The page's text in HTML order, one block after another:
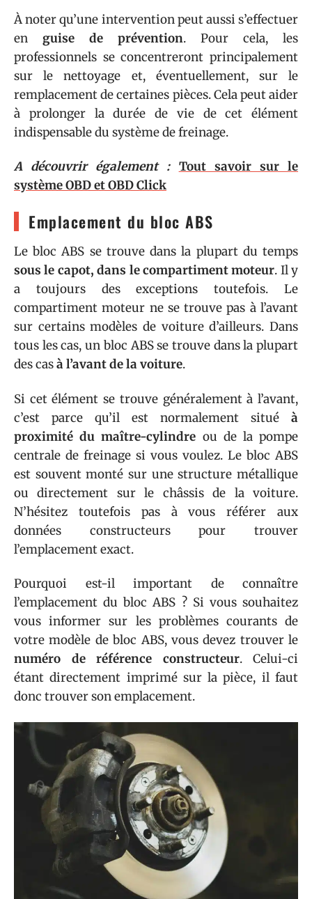
À noter qu’une intervention peut aussi s’effectuer
en guise de prévention. Pour cela, les
professionnels se concentreront principalement
sur le nettoyage et, éventuellement, sur le
remplacement de certaines pièces. Cela peut aider
à prolonger la durée de vie de cet élément
indispensable du système de freinage.
A découvrir également : Tout savoir sur le
système OBD et OBD Click
Emplacement du bloc ABS
Le bloc ABS se trouve dans la plupart du temps
sous le capot, dans le compartiment moteur. Il y
a toujours des exceptions toutefois. Le
compartiment moteur ne se trouve pas à l’avant
sur certains modèles de voiture d’ailleurs. Dans
tous les cas, un bloc ABS se trouve dans la plupart
des casà l’avant de la voiture.
Si cet élément se trouve généralement à l’avant,
c’est parce qu’il est normalement situé à
proximité du maître-cylindre ou de la pompe
centrale de freinage si vous voulez. Le bloc ABS
est souvent monté sur une structure métallique
ou directement sur le châssis de la voiture.
N’hésitez toutefois pas à vous référer aux
données constructeurs pour trouver
l’emplacement exact.
Pourquoi est-il important de connaître
l’emplacement du bloc ABS ? Si vous souhaitez
vous informer sur les problèmes courants de
votre modèle de bloc ABS, vous devez trouver le
numéro de référence constructeur. Celui-ci
étant directement imprimé sur la pièce, il faut
donc trouver son emplacement.